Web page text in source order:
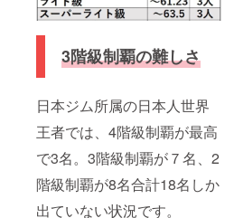
3階級制覇の難しさ
日本ジム所属の日本人世界
王者では、4階級制覇が最高
で3名。3階級制覇が７名、2
階級制覇が8名合計18名しか
出ていない状況です。